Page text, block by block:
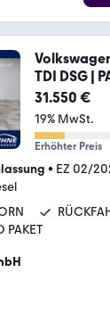
TDI DSG |
31.550 €
19% MwSt.
Erhöhter Preis
• EZ 02/
PAKET